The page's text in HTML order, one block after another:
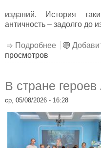
изданий. История
античность – задолго до
Подробнее о
просмотров
В стране
ср, 05/08/2026 - 16:28